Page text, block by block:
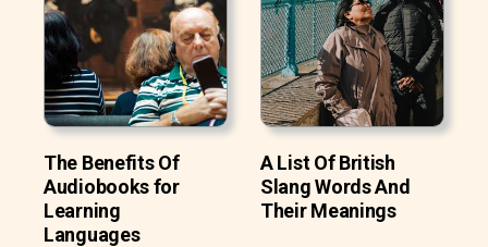
The Benefits Of
Audiobooks for
Learning
Languages
A List Of British
Slang Words And
Their Meanings